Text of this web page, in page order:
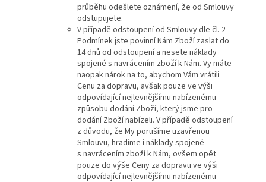
průběhu odešlete oznámení, že od Smlouvy
odstupujete.
V případě odstoupení od Smlouvy dle čl. 2
Podmínek jste povinní Nám Zboží zaslat do
14 dnů od odstoupení a nesete náklady
spojené s navrácením zboží k Nám. Vy máte
naopak nárok na to, abychom Vám vrátili
Cenu za dopravu, avšak pouze ve výši
odpovídající nejlevnějšímu nabízenému
způsobu dodání Zboží, který jsme pro
dodání Zboží nabízeli. V případě odstoupení
z důvodu, že My porušíme uzavřenou
Smlouvu, hradíme i náklady spojené
s navrácením zboží k Nám, ovšem opět
pouze do výše Ceny za dopravu ve výši
odpovídající nejlevnějšímu nabízenému